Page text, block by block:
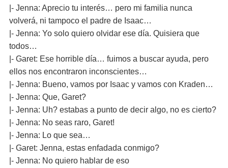
|- Jenna: Aprecio tu interés… pero mi familia nunca
volverá, ni tampoco el padre de Isaac…
|- Jenna: Yo solo quiero olvidar ese día. Quisiera que
todos…
|- Garet: Ese horrible día… fuimos a buscar ayuda, pero
ellos nos encontraron inconscientes…
|- Jenna: Bueno, vamos por Isaac y vamos con Kraden…
|- Jenna: Que, Garet?
|- Jenna: Uh? estabas a punto de decir algo, no es cierto?
|- Jenna: No seas raro, Garet!
|- Jenna: Lo que sea…
|- Garet: Jenna, estas enfadada conmigo?
|- Jenna: No quiero hablar de eso